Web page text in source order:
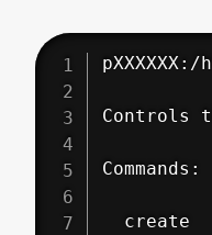
Controls
Commands:
create